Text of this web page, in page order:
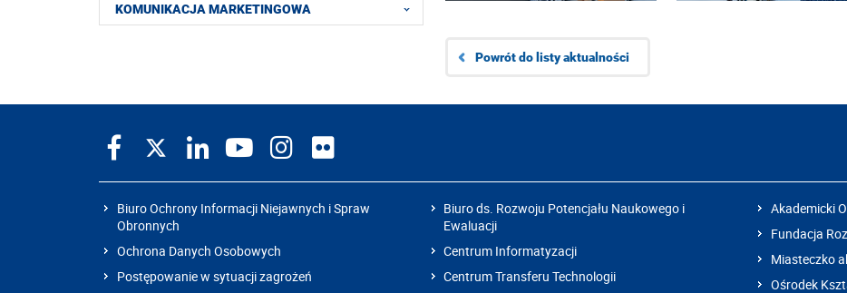
Powrót do listy aktualności
KOMUNIKACJA MARKETINGOWA
Biuro Ochrony Informacji Niejawnych i Spraw
Obronnych
Ochrona Danych Osobowych
Postępowanie w sytuacji zagrożeń
Biuro ds. Rozwoju Potencjału Naukowego i
Ewaluacji
Centrum Informatyzacji
Centrum Transferu Technologii
Akademicki
Fundacja
Miasteczko
Ośrodek